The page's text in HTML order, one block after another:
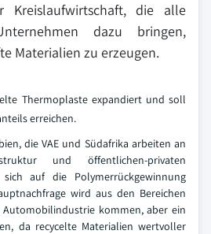
Kreislaufwirtschaft, die alle
dazu bringen,
Materialien zu erzeugen.
Thermoplaste expandiert und soll
erreichen.
die VAE und Südafrika arbeiten an
und öffentlichen-privaten
sich auf die Polymerrückgewinnung
wird aus den Bereichen
Automobilindustrie kommen, aber ein
da recycelte Materialien wertvoller